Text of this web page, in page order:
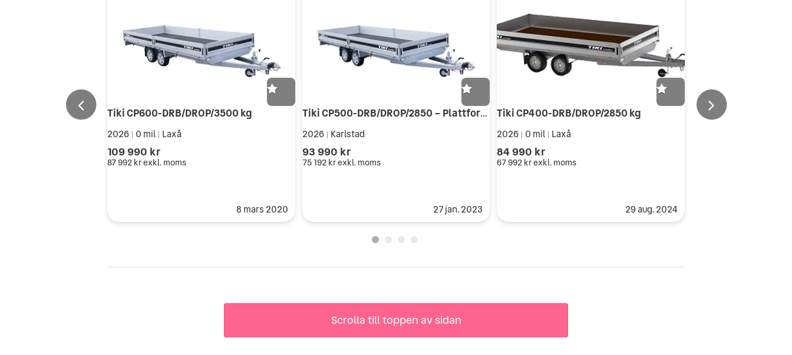
Tiki CP600-DRB/DROP/3500 kg
2026 0 mil Laxå
109 990 kr
87 992 krexkl. moms
8 mars 2020
Tiki CP500-DRB/DROP/2850 – Plattformssläp
2026 | Karlstad
93 990 kr
75 192 krexkl. moms
27 jan. 2023
Tiki CP400-DRB/DROP/2850 kg
2026 0 mil Laxå
84 990 kr
67 992 krexkl. moms
29 aug. 2024
Scrolla till toppen av sidan